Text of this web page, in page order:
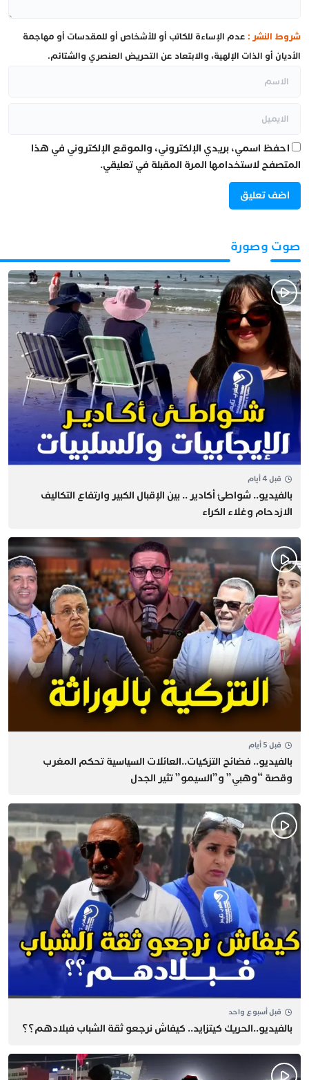
شروط النشر : عدم الإساءة للكاتب أو للأشخاص أو للمقدسات أو مهاجمة
الأديان أو الذات الإلهية، والابتعاد عن التحريض العنصري والشتائم.
احفظ اسمي، بريدي الإلكتروني، والموقع الإلكتروني في هذا
المتصفح لاستخدامها المرة المقبلة في تعليقي.
صوت وصورة
قبل 4 أيام
بالفيديو.. شواطئ أكادير .. بين الإقبال الكبير وارتفاع التكاليف
الازدحام وغلاء الكراء
قبل 5 أيام
بالفيديو.. فضائح التزكيات..العائلات السياسية تحكم المغرب
وقصة “وهبي” و”السيمو” تثير الجدل
قبل أسبوع واحد
بالفيديو..الحريك كيتزايد.. كيفاش نرجعو ثقة الشباب فبلادهم؟؟